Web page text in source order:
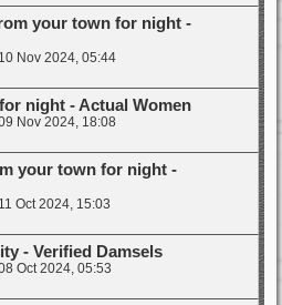
your town for night -
10 Nov 2024, 05:44
night - Actual Women
Nov 2024, 18:08
your town for night -
11 Oct 2024, 15:03
- Verified Damsels
Oct 2024, 05:53